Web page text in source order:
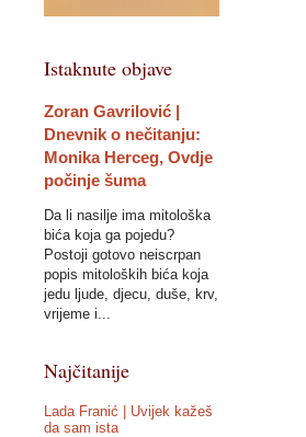
Istaknute objave
Zoran Gavrilović |
Dnevnik o nečitanju:
Monika Herceg, Ovdje
počinje šuma
Da li nasilje ima mitološka
bića koja ga pojedu?
Postoji gotovo neiscrpan
popis mitoloških bića koja
jedu ljude, djecu, duše, krv,
vrijeme i...
Najčitanije
Lada Franić | Uvijek kažeš
da sam ista